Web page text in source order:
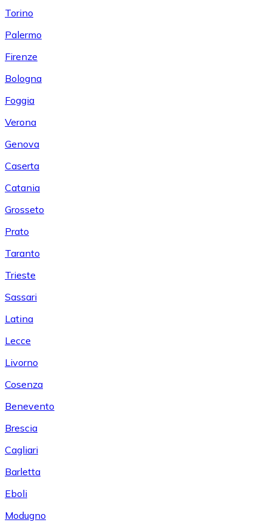
Torino
Palermo
Firenze
Bologna
Foggia
Verona
Genova
Caserta
Catania
Grosseto
Prato
Taranto
Trieste
Sassari
Latina
Lecce
Livorno
Cosenza
Benevento
Brescia
Cagliari
Barletta
Eboli
Modugno